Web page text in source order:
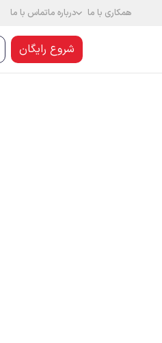
همکاری با ما درباره ماتماس با ما
شروع رایگان